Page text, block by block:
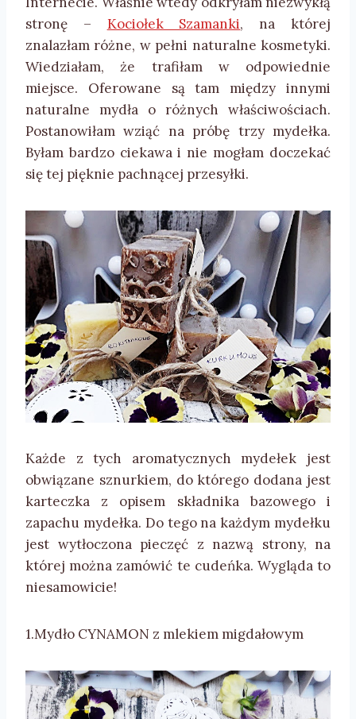
stronę – Kociołek Szamanki, na której
znalazłam różne, w pełni naturalne kosmetyki.
Wiedziałam, że trafiłam w odpowiednie
miejsce. Oferowane są tam między innymi
naturalne mydła o różnych właściwościach.
Postanowiłam wziąć na próbę trzy mydełka.
Byłam bardzo ciekawa i nie mogłam doczekać
się tej pięknie pachnącej przesyłki.
Każde z tych aromatycznych mydełek jest
obwiązane sznurkiem, do którego dodana jest
karteczka z opisem składnika bazowego i
zapachu mydełka. Do tego na każdym mydełku
jest wytłoczona pieczęć z nazwą strony, na
której można zamówić te cudeńka. Wygląda to
niesamowicie!
1.Mydło CYNAMON z mlekiem migdałowym